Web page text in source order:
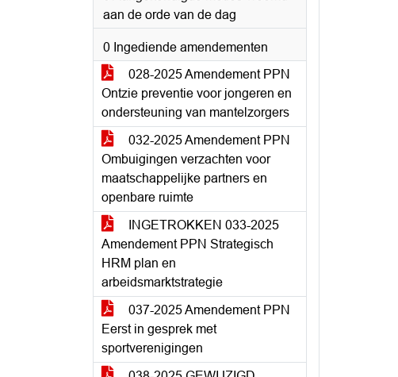
aan de orde van de dag
0 Ingediende amendementen
028-2025 Amendement PPN
Ontzie preventie voor jongeren en
ondersteuning van mantelzorgers
032-2025 Amendement PPN
Ombuigingen verzachten voor
maatschappelijke partners en
openbare ruimte
INGETROKKEN 033-2025
Amendement PPN Strategisch
HRM plan en
arbeidsmarktstrategie
037-2025 Amendement PPN
Eerst in gesprek met
sportverenigingen